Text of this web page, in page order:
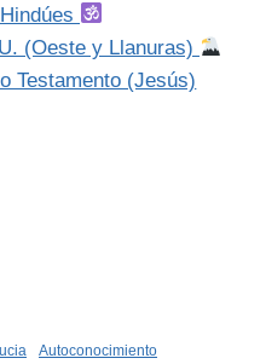
(Oeste y Llanuras)
Testamento (Jesús)
Autoconocimiento